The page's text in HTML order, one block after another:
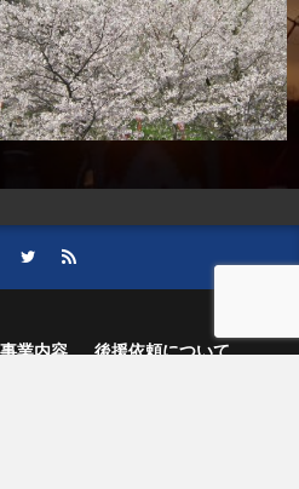
事業内容
後援依頼について